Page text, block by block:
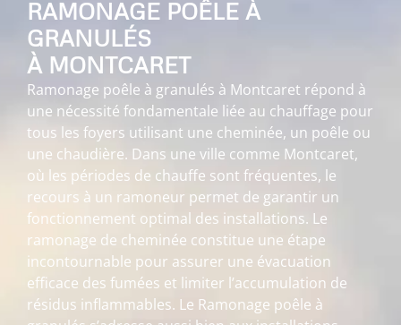
RAMONAGE POÊLE À
GRANULÉS
À MONTCARET
Ramonage poêle à granulés à Montcaret répond à
une nécessité fondamentale liée au chauffage pour
tous les foyers utilisant une cheminée, un poêle ou
une chaudière. Dans une ville comme Montcaret,
où les périodes de chauffe sont fréquentes, le
recours à un ramoneur permet de garantir un
fonctionnement optimal des installations. Le
ramonage de cheminée constitue une étape
incontournable pour assurer une évacuation
efficace des fumées et limiter l’accumulation de
résidus inflammables. Le Ramonage poêle à